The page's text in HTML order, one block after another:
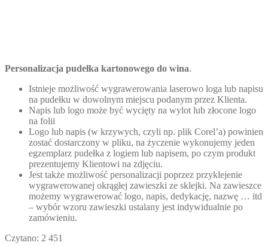
Personalizacja pudełka kartonowego do wina.
Istnieje możliwość wygrawerowania laserowo loga lub napisu
na pudełku w dowolnym miejscu podanym przez Klienta.
Napis lub logo może być wycięty na wylot lub złocone logo
na folii
Logo lub napis (w krzywych, czyli np. plik Corel’a) powinien
zostać dostarczony w pliku, na życzenie wykonujemy jeden
egzemplarz pudełka z logiem lub napisem, po czym produkt
prezentujemy Klientowi na zdjęciu.
Jest także możliwość personalizacji poprzez przyklejenie
wygrawerowanej okrągłej zawieszki ze sklejki. Na zawieszce
możemy wygrawerować logo, napis, dedykację, nazwę … itd
– wybór wzoru zawieszki ustalany jest indywidualnie po
zamówieniu.
Czytano: 2 451